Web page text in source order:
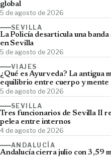
global
5 de agosto de 2026
SEVILLA
La Policía desarticula una
en Sevilla
5 de agosto de 2026
VIAJES
¿Qué es Ayurveda? La antigua
equilibrio entre cuerpo y mente
5 de agosto de 2026
SEVILLA
Tres funcionarios de Sevilla II
pelea entre internos
4 de agosto de 2026
ANDALUCÍA
Andalucía cierra julio con 3,59